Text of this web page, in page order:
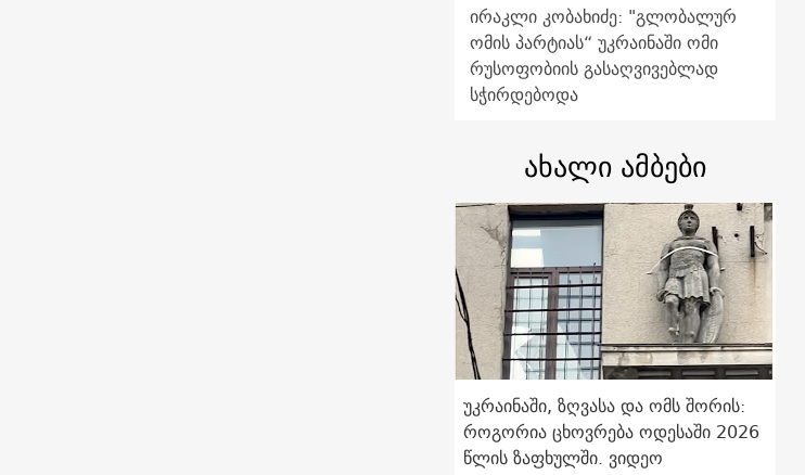
ირაკლი კობახიძე: "გლობალურ
ომის პარტიას“ უკრაინაში ომი
რუსოფობიის გასაღვივებლად
სჭირდებოდა
ახალი ამბები
უკრაინაში, ზღვასა და ომს შორის:
როგორია ცხოვრება ოდესაში 2026
წლის ზაფხულში. ვიდეო